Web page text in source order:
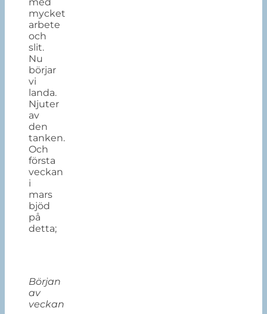
mycket
arbete
och
slit.
Nu
börjar
vi
landa.
Njuter
av
den
tanken.
Och
första
veckan
i
mars
bjöd
på
detta;
Början
av
veckan